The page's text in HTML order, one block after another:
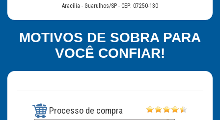
Aracília - Guarulhos/SP - CEP: 07250-130
MOTIVOS DE SOBRA PARA
VOCÊ CONFIAR!
Processo de compra